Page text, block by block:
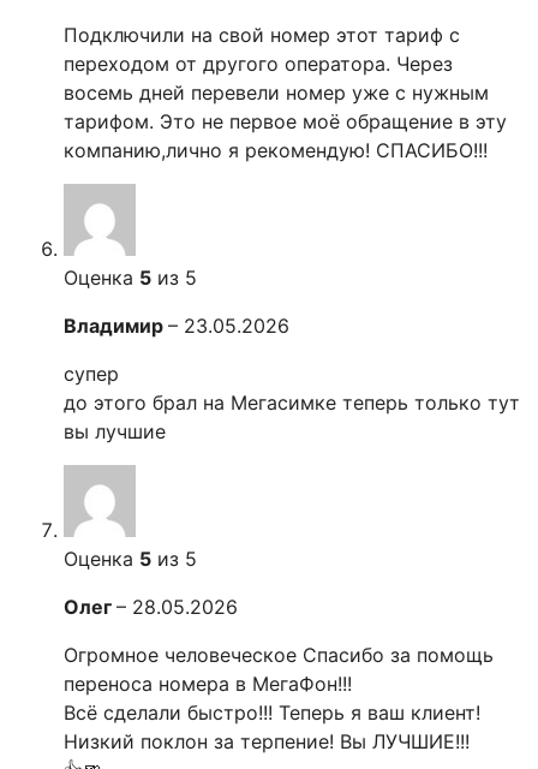
Подключили на свой номер этот тариф с
переходом от другого оператора. Через
восемь дней перевели номер уже с нужным
тарифом. Это не первое моё обращение в эту
компанию,лично я рекомендую! СПАСИБО!!!
Оценка 5 из 5
Владимир – 23.05.2026
супер
до этого брал на Мегасимке теперь только тут
вы лучшие
Оценка 5 из 5
Олег – 28.05.2026
Огромное человеческое Спасибо за помощь
переноса номера в МегаФон!!!
Всё сделали быстро!!! Теперь я ваш клиент!
Низкий поклон за терпение! Вы ЛУЧШИЕ!!!